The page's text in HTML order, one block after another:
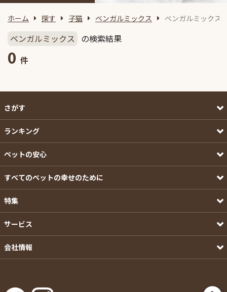
ホーム 探す 子猫 ベンガルミックス ベンガルミックス
ベンガルミックス の検索結果
0 件
さがす
ランキング
ペットの安心
すべてのペットの幸せのために
特集
サービス
会社情報